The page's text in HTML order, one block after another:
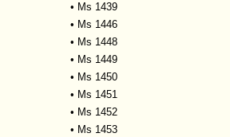
• Ms 1439
• Ms 1446
• Ms 1448
• Ms 1449
• Ms 1450
• Ms 1451
• Ms 1452
• Ms 1453